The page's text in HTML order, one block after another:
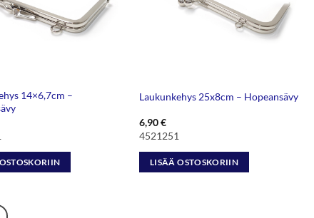
14×6,7cm –
Laukunkehys 25x8cm – Hopeansävy
6,90€
4521251
LISÄÄ OSTOSKORIIN